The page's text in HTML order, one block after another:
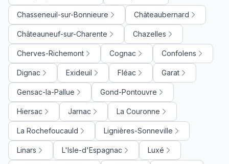
Chasseneuil-sur-Bonnieure Châteaubernard
Châteauneuf-sur-Charente Chazelles
Cherves-Richemont Cognac Confolens
Dignac Exideuil Fléac Garat
Gensac-la-Pallue Gond-Pontouvre
Hiersac Jarnac La Couronne
La Rochefoucauld Lignières-Sonneville
Linars L'Isle-d'Espagnac Luxé